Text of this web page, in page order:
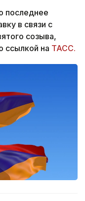
последнее
в связи с
созыва,
ссылкой на ТАСС.